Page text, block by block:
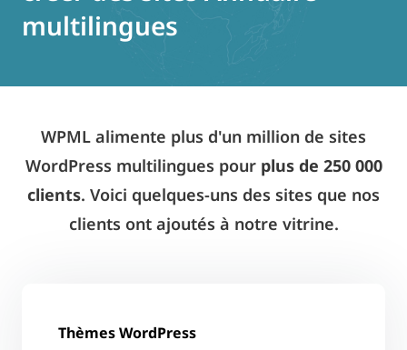
multilingues
WPML alimente plus d'un million de sites
WordPress multilingues pour plus de 250 000
clients. Voici quelques-uns des sites que nos
clients ont ajoutés à notre vitrine.
Thèmes WordPress